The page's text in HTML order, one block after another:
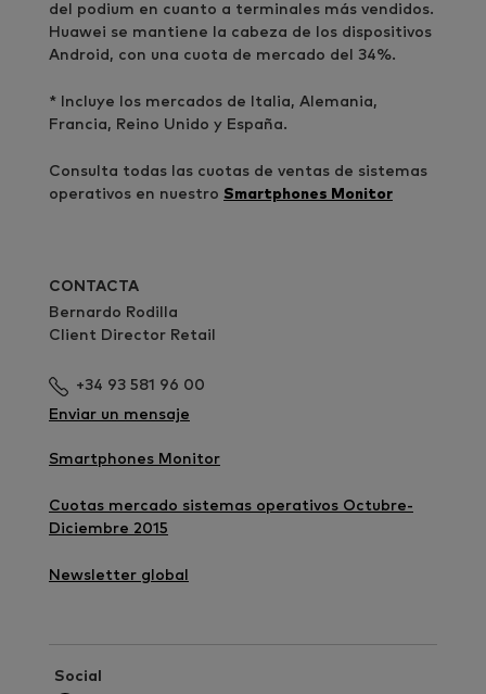
del podium en cuanto a terminales más vendidos.
Huawei se mantiene la cabeza de los dispositivos
Android, con una cuota de mercado del 34%.
* Incluye los mercados de Italia, Alemania,
Francia, Reino Unido y España.
Consulta todas las cuotas de ventas de sistemas
operativos en nuestro Smartphones Monitor
CONTACTA
Bernardo Rodilla
Client Director Retail
+34 93 581 96 00
Enviar un mensaje
Smartphones Monitor
Cuotas mercado sistemas operativos Octubre-
Diciembre 2015
Newsletter global
Social